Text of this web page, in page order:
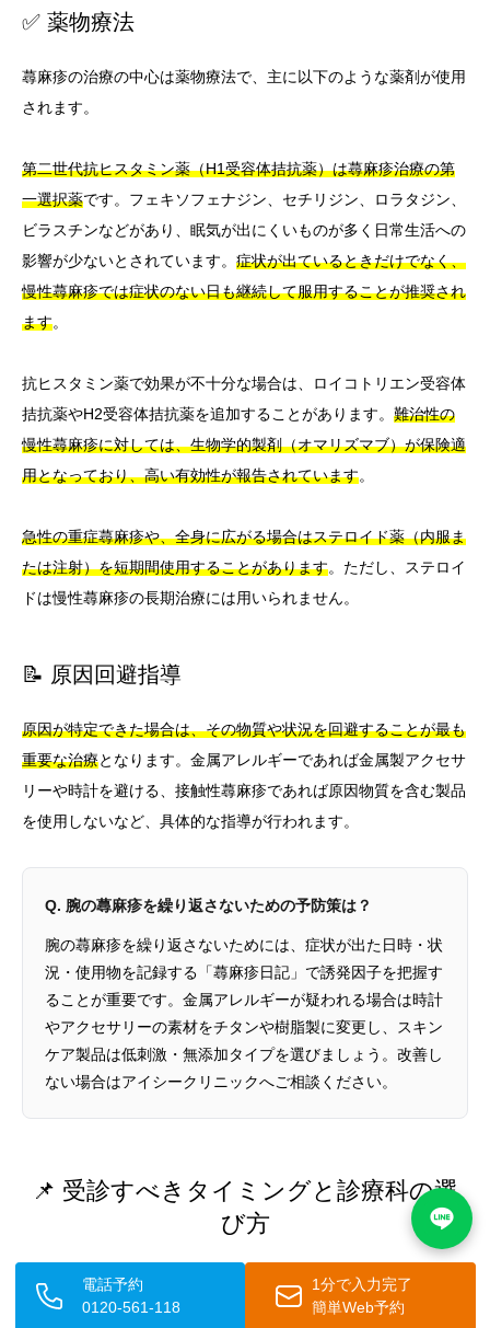
✅ 薬物療法
蕁麻疹の治療の中心は薬物療法で、主に以下のような薬剤が使用
されます。
第二世代抗ヒスタミン薬（H1受容体拮抗薬）は蕁麻疹治療の第
一選択薬です。フェキソフェナジン、セチリジン、ロラタジン、
ビラスチンなどがあり、眠気が出にくいものが多く日常生活への
影響が少ないとされています。 症状が出ているときだけでなく、
慢性蕁麻疹では症状のない日も継続して服用することが推奨され
ます。
抗ヒスタミン薬で効果が不十分な場合は、ロイコトリエン受容体
拮抗薬やH2受容体拮抗薬を追加することがあります。 難治性の
慢性蕁麻疹に対しては、生物学的製剤（オマリズマブ）が保険適
用となっており、高い有効性が報告されています。
急性の重症蕁麻疹や、全身に広がる場合はステロイド薬（内服ま
たは注射）を短期間使用することがあります。ただし、ステロイ
ドは慢性蕁麻疹の長期治療には用いられません。
📝 原因回避指導
原因が特定できた場合は、その物質や状況を回避することが最も
重要な治療となります。金属アレルギーであれば金属製アクセサ
リーや時計を避ける、接触性蕁麻疹であれば原因物質を含む製品
を使用しないなど、具体的な指導が行われます。
Q. 腕の蕁麻疹を繰り返さないための予防策は？
腕の蕁麻疹を繰り返さないためには、症状が出た日時・状
況・使用物を記録する「蕁麻疹日記」で誘発因子を把握す
ることが重要です。金属アレルギーが疑われる場合は時計
やアクセサリーの素材をチタンや樹脂製に変更し、スキン
ケア製品は低刺激・無添加タイプを選びましょう。改善し
ない場合はアイシークリニックへご相談ください。
📌 受診すべきタイミングと診療科の選
び方
腕に蕁麻疹が出た場合、どのような状況で医療機関を受診すべき
でしょうか。
電話予約
0120-561-118
1分で入力完了
簡単Web予約